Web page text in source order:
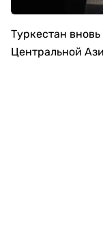
Туркестан
Центральной